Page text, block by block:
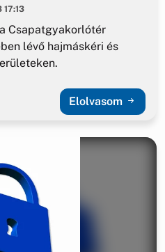
Csapatgyakorlótér
lévő hajmáskéri és
Elolvasom